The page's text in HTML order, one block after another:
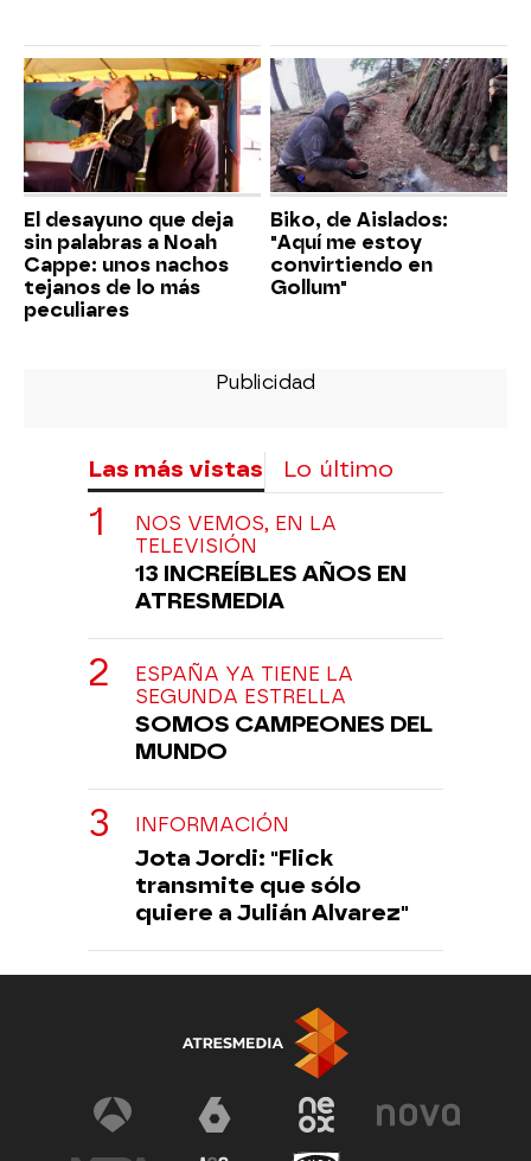
El desayuno que deja
sin palabras a Noah
Cappe: unos nachos
tejanos de lo más
peculiares
Biko, de Aislados:
"Aquí me estoy
convirtiendo en
Gollum"
Las más vistas Lo último
NOS VEMOS, EN LA
TELEVISIÓN
13 INCREÍBLES AÑOS EN
ATRESMEDIA
ESPAÑA YA TIENE LA
SEGUNDA ESTRELLA
SOMOS CAMPEONES DEL
MUNDO
INFORMACIÓN
Jota Jordi: "Flick
transmite que sólo
quiere a Julián Alvarez"